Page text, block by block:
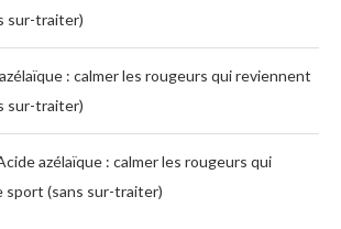
sur-traiter)
: calmer les rougeurs qui reviennent
sur-traiter)
azélaïque : calmer les rougeurs qui
sport (sans sur-traiter)